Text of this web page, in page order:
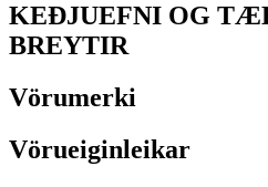
KEÐJUEFNI OG
BREYTIR
Vörumerki
Vörueiginleikar